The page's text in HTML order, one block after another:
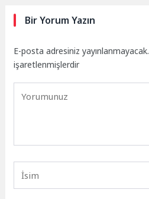
Bir Yorum Yazın
E-posta adresiniz yayınlanmayacak.
işaretlenmişlerdir